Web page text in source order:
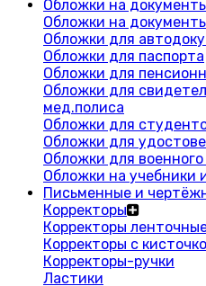
Обложки на
Обложки на
Обложки для
Обложки для паспорта
Обложки для
Обложки для
мед.полиса
Обложки для
Обложки для
Обложки для
Обложки на учебники
Письменные и
Корректоры
Корректоры
Корректоры с
Корректоры-ручки
Ластики